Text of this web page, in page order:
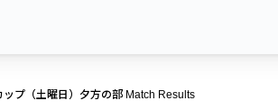
ップ（土曜日）夕方の部 Match Results